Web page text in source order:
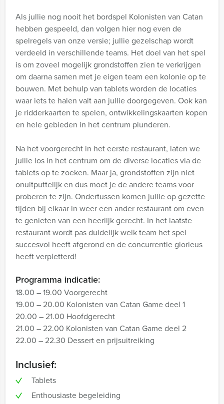
Als jullie nog nooit het bordspel Kolonisten van Catan
hebben gespeeld, dan volgen hier nog even de
spelregels van onze versie; jullie gezelschap wordt
verdeeld in verschillende teams. Het doel van het spel
is om zoveel mogelijk grondstoffen zien te verkrijgen
om daarna samen met je eigen team een kolonie op te
bouwen. Met behulp van tablets worden de locaties
waar iets te halen valt aan jullie doorgegeven. Ook kan
je ridderkaarten te spelen, ontwikkelingskaarten kopen
en hele gebieden in het centrum plunderen.
Na het voorgerecht in het eerste restaurant, laten we
jullie los in het centrum om de diverse locaties via de
tablets op te zoeken. Maar ja, grondstoffen zijn niet
onuitputtelijk en dus moet je de andere teams voor
proberen te zijn. Ondertussen komen jullie op gezette
tijden bij elkaar in weer een ander restaurant om even
te genieten van een heerlijk gerecht. In het laatste
restaurant wordt pas duidelijk welk team het spel
succesvol heeft afgerond en de concurrentie glorieus
heeft verpletterd!
Programma indicatie:
18.00 – 19.00 Voorgerecht
19.00 – 20.00 Kolonisten van Catan Game deel 1
20.00 – 21.00 Hoofdgerecht
21.00 – 22.00 Kolonisten van Catan Game deel 2
22.00 – 22.30 Dessert en prijsuitreiking
Inclusief:
Tablets
Enthousiaste begeleiding